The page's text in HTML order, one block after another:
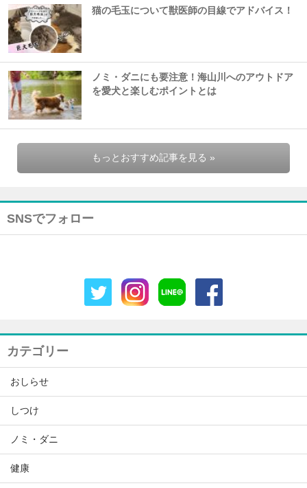
猫の毛玉について獣医師の目線でアドバイス！
ノミ・ダニにも要注意！海山川へのアウトドア
を愛犬と楽しむポイントとは
もっとおすすめ記事を見る »
SNSでフォロー
カテゴリー
おしらせ
しつけ
ノミ・ダニ
健康